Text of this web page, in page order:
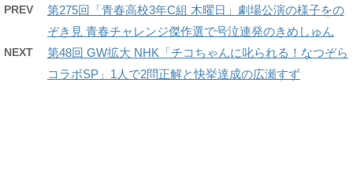
PREV
第275回「青春高校3年C組 木曜日」劇場公演の様子をの
ぞき見 青春チャレンジ傑作選で号泣連発のきめしゅん
NEXT
第48回 GW拡大 NHK「チコちゃんに叱られる！なつぞら
コラボSP」1人で2問正解と快挙達成の広瀬すず